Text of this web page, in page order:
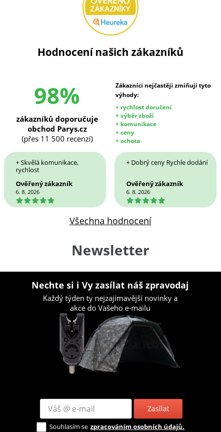
Hodnocení našich zákazníků
98%
Zákazníci nejčastěji zmiňují tyto
výhody:
+ rychlost doručení
+ výběr zboží
+ komunikace
+ ceny
+ ochota
zákazníků doporučuje
obchod Parys.cz
(přes 11 500 recenzí)
+ Skvělá komunikace,
rychlost
Ověřený zákazník
6. 8. 2026
5
+ Dobrý ceny Rychle dodání
Ověřený zákazník
6. 8. 2026
5
Všechna hodnocení
Newsletter
Nechte si i Vy zasílat náš zpravodaj
Každý týden ty nejzajímavější novinky a
akce do Vašeho e-mailu
Zasílat
Souhlasím se zpracováním osobních údajů.